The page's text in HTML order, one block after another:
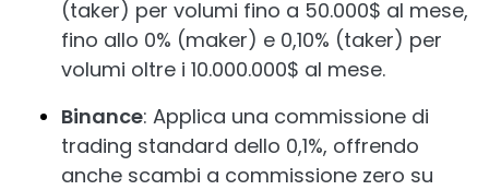
(taker) per volumi fino a 50.000$ al mese,
fino allo 0% (maker) e 0,10% (taker) per
volumi oltre i 10.000.000$ al mese.
Binance: Applica una commissione di
trading standard dello 0,1%, offrendo
anche scambi a commissione zero su